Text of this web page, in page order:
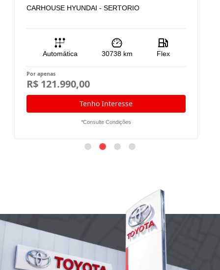
CARHOUSE HYUNDAI - SERTORIO
Automática 30738km Flex
Por apenas
R$ 121.990,00
Tenho Interesse
*Consulte Condições